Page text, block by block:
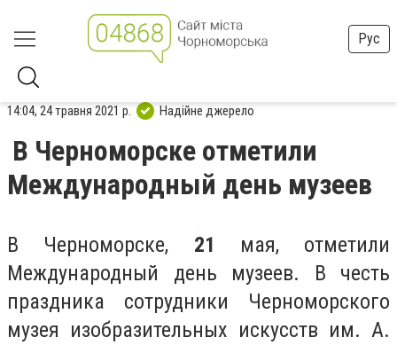
Рус
14:04, 24 травня 2021 р. Надійне джерело
В Черноморске отметили
Международный день музеев
В Черноморске, 21 мая, отметили
Международный день музеев. В честь
праздника сотрудники Черноморского
музея изобразительных искусств им. А.